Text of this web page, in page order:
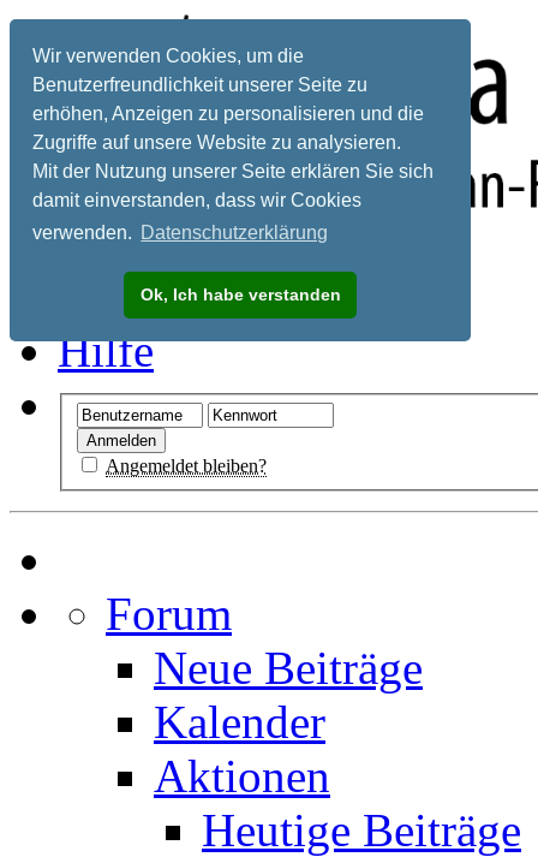
Wir verwenden Cookies, um die
Benutzerfreundlichkeit unserer Seite zu
erhöhen, Anzeigen zu personalisieren und die
Zugriffe auf unsere Website zu analysieren.
Mit der Nutzung unserer Seite erklären Sie sich
damit einverstanden, dass wir Cookies
verwenden. Datenschutzerklärung
Ok, Ich habe verstanden
Registrieren
Hilfe
Angemeldet bleiben?
Forum
Neue Beiträge
Kalender
Aktionen
Heutige Beiträge